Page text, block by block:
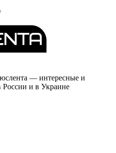
— интересные и
и в Украине